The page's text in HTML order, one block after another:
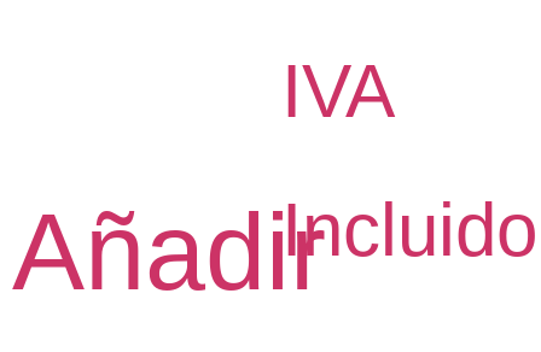
Añadir
IVA
Incluido